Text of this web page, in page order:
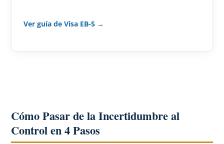
Ver guía de Visa EB-5 →
Cómo Pasar de la Incertidumbre al
Control en 4 Pasos